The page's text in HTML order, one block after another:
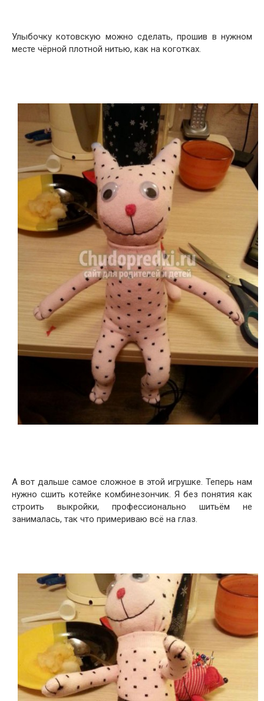
Улыбочку котовскую можно сделать, прошив в нужном
месте чёрной плотной нитью, как на коготках.
А вот дальше самое сложное в этой игрушке. Теперь нам
нужно сшить котейке комбинезончик. Я без понятия как
строить выкройки, профессионально шитьём не
занималась, так что примериваю всё на глаз.